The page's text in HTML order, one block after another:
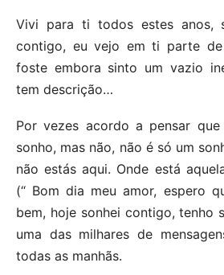
Vivi para ti todos estes
contigo, eu vejo em ti parte
foste embora sinto um vazio
tem descrição…
Por vezes acordo a pensar
sonho, mas não, não é só um
não estás aqui. Onde está
(“ Bom dia meu amor, espero
bem, hoje sonhei contigo, tenho
uma das milhares de
todas as manhãs.